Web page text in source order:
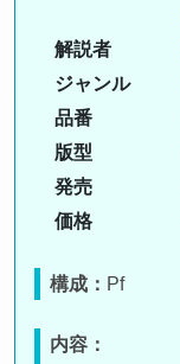
解説者
ジャンル
品番
版型
発売
価格
構成： Pf
内容：